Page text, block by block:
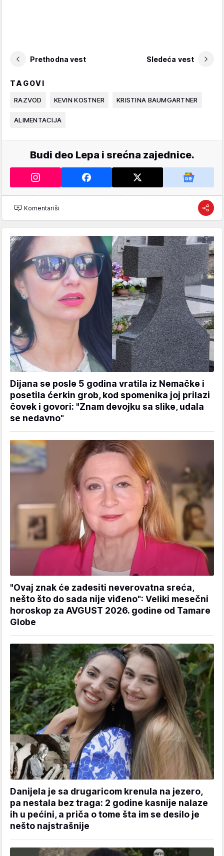
Prethodna vest Sledeća vest
TAGOVI
RAZVOD KEVIN KOSTNER KRISTINA BAUMGARTNER
ALIMENTACIJA
Budi deo Lepa i srećna zajednice.
Komentariši
Dijana se posle 5 godina vratila iz Nemačke i
posetila ćerkin grob, kod spomenika joj prilazi
čovek i govori: "Znam devojku sa slike, udala
se nedavno"
"Ovaj znak će zadesiti neverovatna sreća,
nešto što do sada nije viđeno": Veliki mesečni
horoskop za AVGUST 2026. godine od Tamare
Globe
Danijela je sa drugaricom krenula na jezero,
pa nestala bez traga: 2 godine kasnije nalaze
ih u pećini, a priča o tome šta im se desilo je
nešto najstrašnije